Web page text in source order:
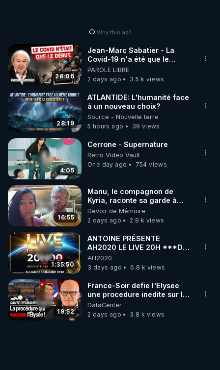
Why this ad?
26:06
Jean-Marc Sabatier - La
Covid-19 n'a été que le
début - L'ARNm & l'ARNm-aa
jusqu où auront-t-il ?
PAROLE LIBRE
2 days ago
3.5 k views
28:19
ATLANTIDE: L'humanité face
à un nouveau choix?
Source - Nouvelle terre
5 hours ago
39 views
4:05
Cerrone - Supernature
Retro Video Vault
One day ago
754 views
16:55
Manu, le compagnon de
Kyria, raconte sa garde à
vue musclée. PARTAGEZ!
Devoir de Mémoire
2 days ago
2.9 k views
1:35:50
ANTOINE PRÉSENTE
AH2020 LE LIVE 20H ***DU
06/08/2026***
AH2020
3 days ago
6.8 k views
19:52
France-Soir defie l'Elysee
une procedure inedite sur la
sante du president - Nexus
DataCenter
2 days ago
3.8 k views